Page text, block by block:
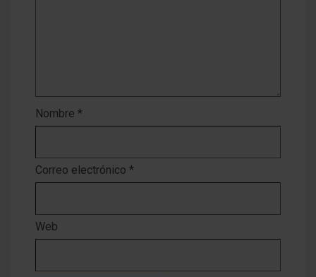
Nombre *
Correo electrónico *
Web